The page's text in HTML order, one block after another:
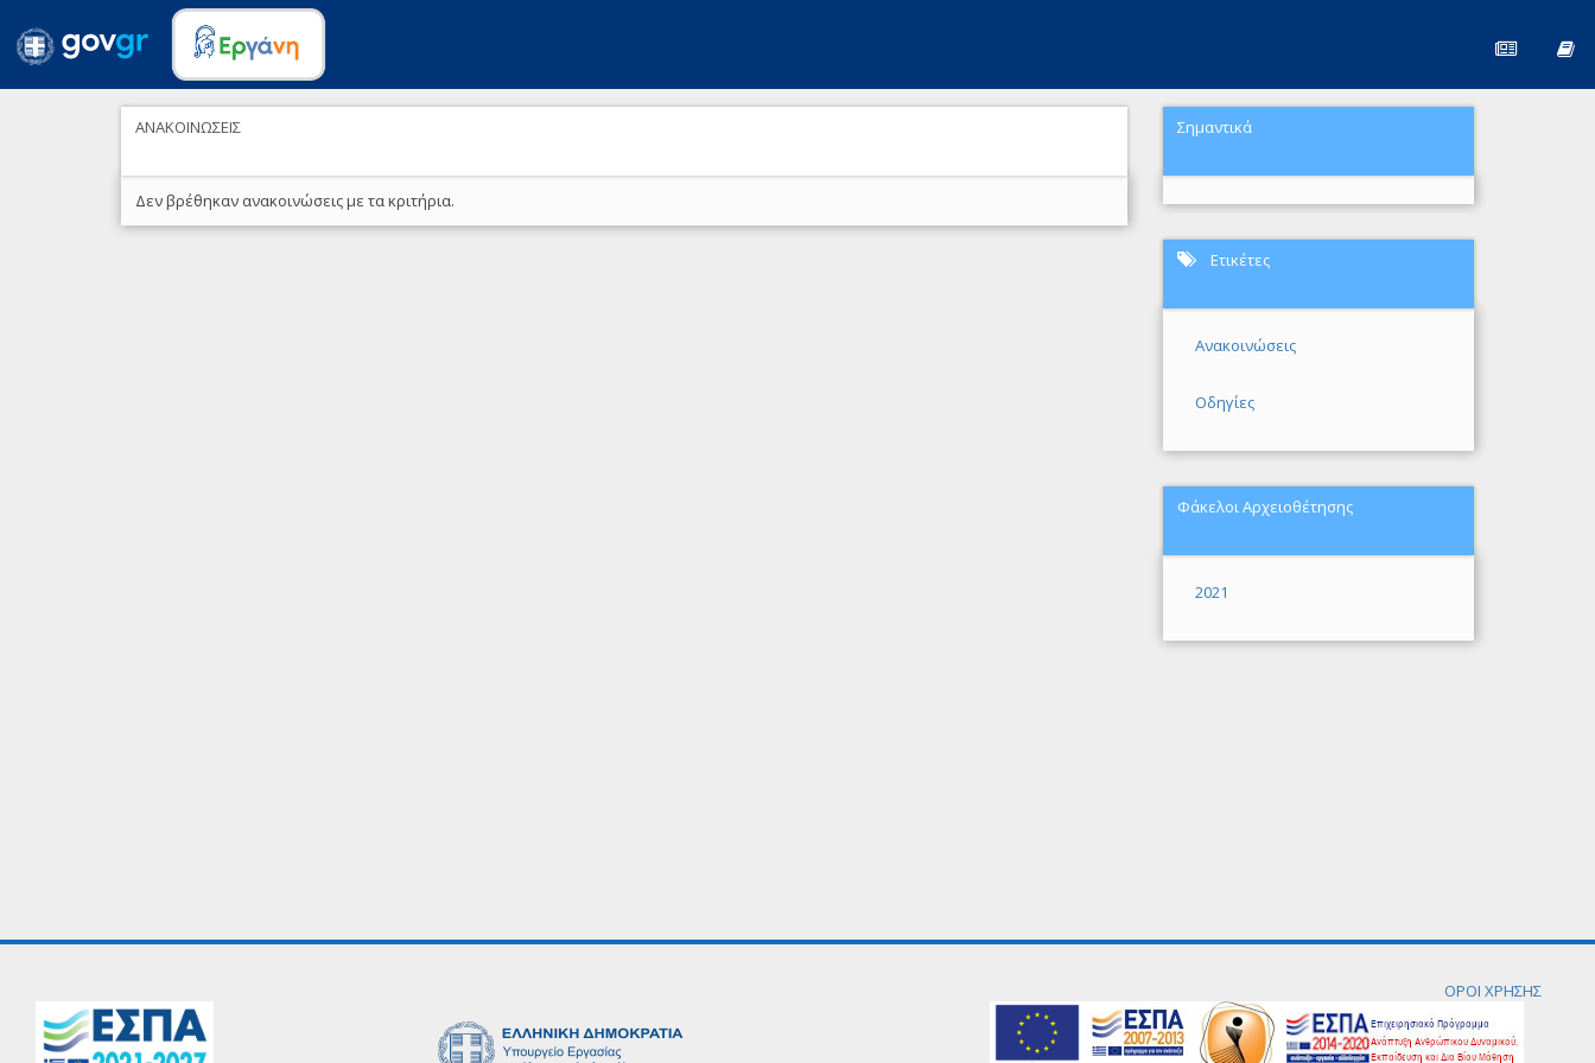
ΑΝΑΚΟΙΝΩΣΕΙΣ
Δεν βρέθηκαν ανακοινώσεις με τα κριτήρια.
Σημαντικά
Ετικέτες
Ανακοινώσεις
Οδηγίες
Φάκελοι Αρχειοθέτησης
2021
ΟΡΟΙ ΧΡΗΣΗΣ